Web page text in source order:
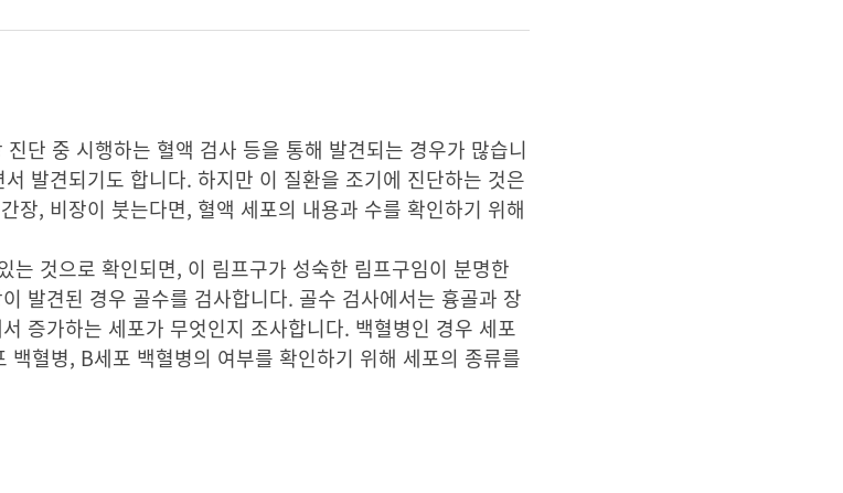
단 중 시행하는 혈액 검사 등을 통해 발견되는 경우가 많습니
발견되기도 합니다. 하지만 이 질환을 조기에 진단하는 것은
장, 비장이 붓는다면, 혈액 세포의 내용과 수를 확인하기 위해
것으로 확인되면, 이 림프구가 성숙한 림프구임이 분명한
발견된 경우 골수를 검사합니다. 골수 검사에서는 흉골과 장
증가하는 세포가 무엇인지 조사합니다. 백혈병인 경우 세포
혈병, B세포 백혈병의 여부를 확인하기 위해 세포의 종류를